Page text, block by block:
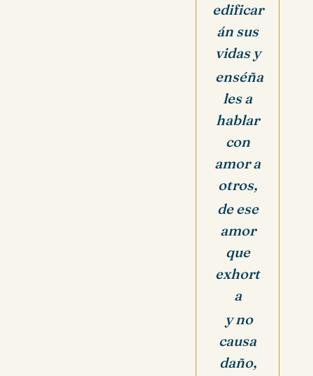
edificar
án sus
vidas y
enséña
les a
hablar
con
amor a
otros,
de ese
amor
que
exhort
a
y no
causa
daño,